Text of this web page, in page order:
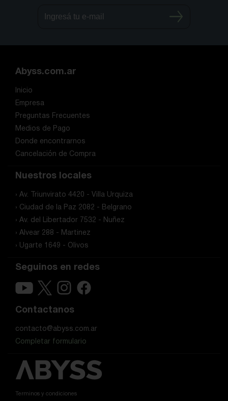
Abyss.com.ar
Inicio
Empresa
Preguntas Frecuentes
Medios de Pago
Donde encontrarnos
Cancelación de Compra
Nuestros locales
› Av. Triunvirato 4420 - Villa Urquiza
› Ciudad de la Paz 2082 - Belgrano
› Av. del Libertador 7532 - Nuñez
› Alvear 288 - Martinez
› Ugarte 1649 - Olivos
Seguinos en redes
Contactanos
contacto@abyss.com.ar
Completar formulario
Terminos y condiciones